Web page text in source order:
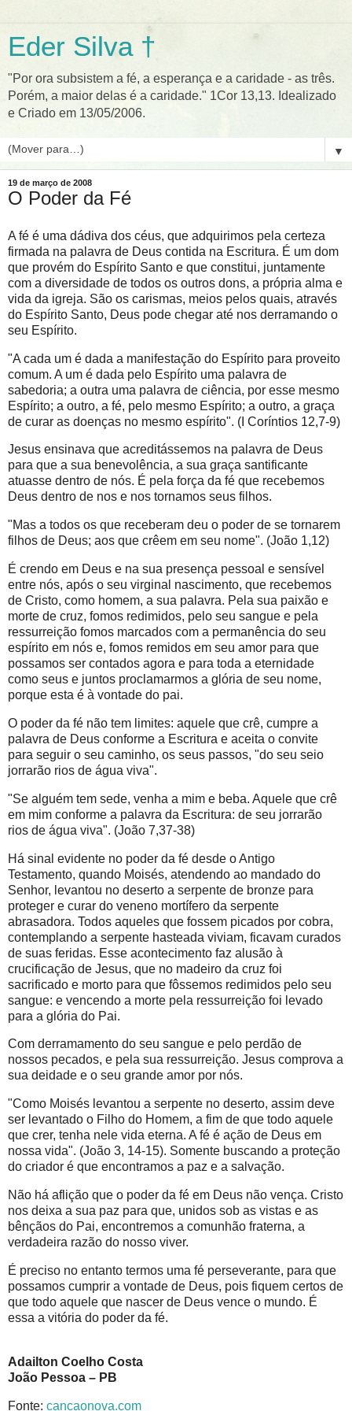
Eder Silva †
"Por ora subsistem a fé, a esperança e a caridade - as três.
Porém, a maior delas é a caridade." 1Cor 13,13. Idealizado
e Criado em 13/05/2006.
▼
19 de março de 2008
O Poder da Fé
A fé é uma dádiva dos céus, que adquirimos pela certeza
firmada na palavra de Deus contida na Escritura. É um dom
que provém do Espírito Santo e que constitui, juntamente
com a diversidade de todos os outros dons, a própria alma e
vida da igreja. São os carismas, meios pelos quais, através
do Espírito Santo, Deus pode chegar até nos derramando o
seu Espírito.
"A cada um é dada a manifestação do Espírito para proveito
comum. A um é dada pelo Espírito uma palavra de
sabedoria; a outra uma palavra de ciência, por esse mesmo
Espírito; a outro, a fé, pelo mesmo Espírito; a outro, a graça
de curar as doenças no mesmo espírito". (I Coríntios 12,7-9)
Jesus ensinava que acreditássemos na palavra de Deus
para que a sua benevolência, a sua graça santificante
atuasse dentro de nós. É pela força da fé que recebemos
Deus dentro de nos e nos tornamos seus filhos.
"Mas a todos os que receberam deu o poder de se tornarem
filhos de Deus; aos que crêem em seu nome". (João 1,12)
É crendo em Deus e na sua presença pessoal e sensível
entre nós, após o seu virginal nascimento, que recebemos
de Cristo, como homem, a sua palavra. Pela sua paixão e
morte de cruz, fomos redimidos, pelo seu sangue e pela
ressurreição fomos marcados com a permanência do seu
espírito em nós e, fomos remidos em seu amor para que
possamos ser contados agora e para toda a eternidade
como seus e juntos proclamarmos a glória de seu nome,
porque esta é à vontade do pai.
O poder da fé não tem limites: aquele que crê, cumpre a
palavra de Deus conforme a Escritura e aceita o convite
para seguir o seu caminho, os seus passos, "do seu seio
jorrarão rios de água viva".
"Se alguém tem sede, venha a mim e beba. Aquele que crê
em mim conforme a palavra da Escritura: de seu jorrarão
rios de água viva". (João 7,37-38)
Há sinal evidente no poder da fé desde o Antigo
Testamento, quando Moisés, atendendo ao mandado do
Senhor, levantou no deserto a serpente de bronze para
proteger e curar do veneno mortífero da serpente
abrasadora. Todos aqueles que fossem picados por cobra,
contemplando a serpente hasteada viviam, ficavam curados
de suas feridas. Esse acontecimento faz alusão à
crucificação de Jesus, que no madeiro da cruz foi
sacrificado e morto para que fôssemos redimidos pelo seu
sangue: e vencendo a morte pela ressurreição foi levado
para a glória do Pai.
Com derramamento do seu sangue e pelo perdão de
nossos pecados, e pela sua ressurreição. Jesus comprova a
sua deidade e o seu grande amor por nós.
"Como Moisés levantou a serpente no deserto, assim deve
ser levantado o Filho do Homem, a fim de que todo aquele
que crer, tenha nele vida eterna. A fé é ação de Deus em
nossa vida". (João 3, 14-15). Somente buscando a proteção
do criador é que encontramos a paz e a salvação.
Não há aflição que o poder da fé em Deus não vença. Cristo
nos deixa a sua paz para que, unidos sob as vistas e as
bênçãos do Pai, encontremos a comunhão fraterna, a
verdadeira razão do nosso viver.
É preciso no entanto termos uma fé perseverante, para que
possamos cumprir a vontade de Deus, pois fiquem certos de
que todo aquele que nascer de Deus vence o mundo. É
essa a vitória do poder da fé.
Adailton Coelho Costa
João Pessoa – PB
Fonte: cancaonova.com